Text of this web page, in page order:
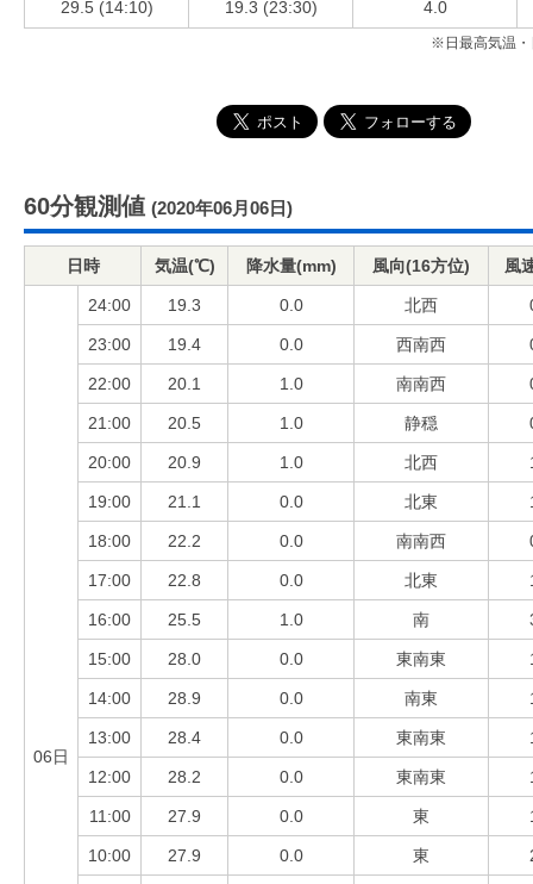
29.5 (14:10) 19.3 (23:30) 4.0
※日最高気温・
60分観測値 (2020年06月06日)
日時 気温(℃) 降水量(mm) 風向(16方位) 風
06日
24:00 19.3 0.0 北西
23:00 19.4 0.0 西南西
22:00 20.1 1.0 南南西
21:00 20.5 1.0 静穏
20:00 20.9 1.0 北西
19:00 21.1 0.0 北東
18:00 22.2 0.0 南南西
17:00 22.8 0.0 北東
16:00 25.5 1.0 南
15:00 28.0 0.0 東南東
14:00 28.9 0.0 南東
13:00 28.4 0.0 東南東
12:00 28.2 0.0 東南東
11:00 27.9 0.0 東
10:00 27.9 0.0 東